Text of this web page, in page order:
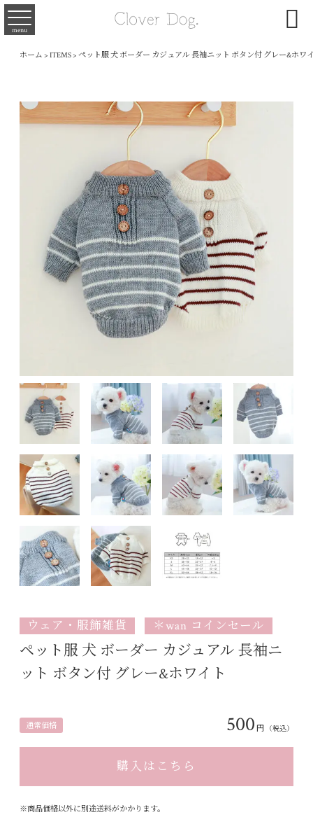
menu 
ホーム > ITEMS> ペット服 犬 ボーダー カジュアル 長袖ニット ボタン付 グレー&ホワ
ウェア・服飾雑貨 ＊wan コインセール
ペット服 犬 ボーダー カジュアル 長袖ニ
ット ボタン付 グレー&ホワイト
通常価格 500 円 （税込）
購入はこちら
※商品価格以外に別途送料がかかります。